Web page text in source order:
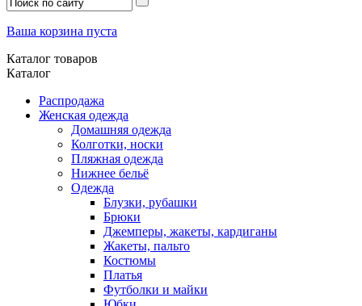
Ваша корзина пуста
Каталог товаров
Каталог
Распродажа
Женская одежда
Домашняя одежда
Колготки, носки
Пляжная одежда
Нижнее бельё
Одежда
Блузки, рубашки
Брюки
Джемперы, жакеты, кардиганы
Жакеты, пальто
Костюмы
Платья
Футболки и майки